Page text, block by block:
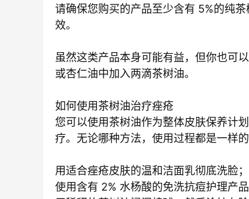
请确保您购买的产品至少含有 5%的纯
效。
虽然这类产品本身可能有益，但你也可
或杏仁油中加入两滴茶树油。
如何使用茶树油治疗痤疮
您可以使用茶树油作为整体皮肤保养计
疗。无论哪种方法，使用过程都是一样的
用适合痤疮皮肤的温和洁面乳彻底洗脸
使用含有 2% 水杨酸的免洗抗痘护理产品